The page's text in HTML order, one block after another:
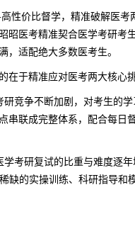
性价比督学，精准破解医考
昭医考精准契合医学考研
，适配绝大多数医考生。
在于精准应对医考两大核心
竞争不断加剧，对考生的
串联成完整体系，配合每日
考研复试的比重与难度逐
缺的实操训练、科研指导和